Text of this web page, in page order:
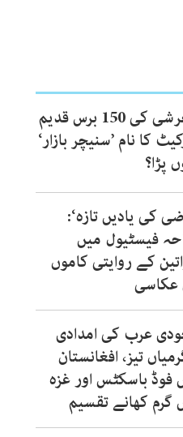
بلجرشی کی 150 برس قدیم
کا نام ’سنیچر بازار‘
پڑا؟
کی یادیں تازہ‘:
فیسٹیول میں
کے روایتی کاموں
عکاسی
عرب کی امدادی
تیز، افغانستان
فوڈ باسکٹس اور غزہ
گرم کھانے تقسیم